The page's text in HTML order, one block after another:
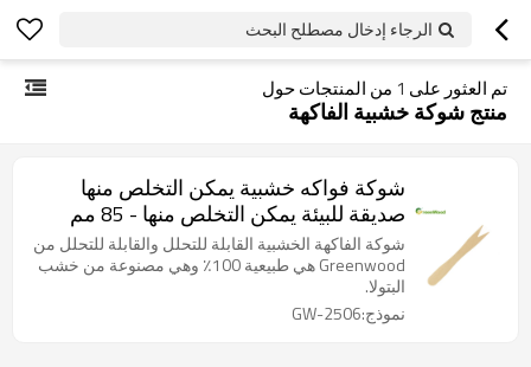
الرجاء إدخال مصطلح البحث
تم العثور على 1 من المنتجات حول
منتج شوكة خشبية الفاكهة
شوكة فواكه خشبية يمكن التخلص منها
صديقة للبيئة يمكن التخلص منها - 85 مم
شوكة الفاكهة الخشبية القابلة للتحلل والقابلة للتحلل من
Greenwood هي طبيعية 100٪ وهي مصنوعة من خشب
البتولا.
نموذج:GW-2506